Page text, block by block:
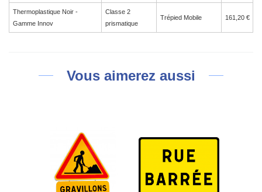
Thermoplastique Noir -
Gamme Innov
Classe 2
prismatique
Trépied Mobile 161,20 €
Vous aimerez aussi